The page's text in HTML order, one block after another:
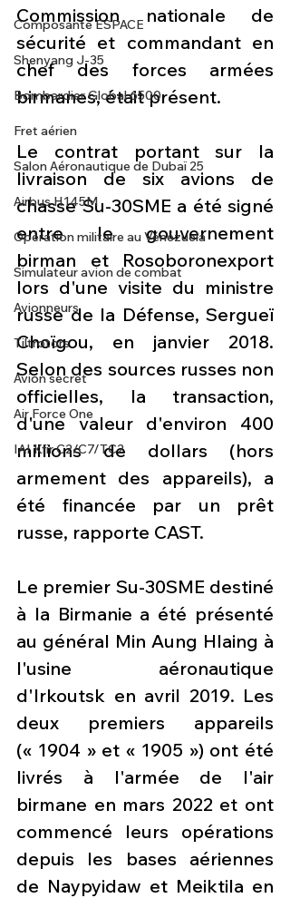
Composante ESPACE
Shenyang J-35
Bombardier Global 6500
Fret aérien
Salon Aéronautique de Dubaï 25
Airbus H145M
Opération militaire au Vénézuela
Simulateur avion de combat
Avionneurs
Tiltrotors
Avion secret
Air Force One
IAI Kfir C2/C7/TC2
Commission nationale de
sécurité et commandant en
chef des forces armées
birmanes, était présent.
Le contrat portant sur la
livraison de six avions de
chasse Su-30SME a été signé
entre le gouvernement
birman et Rosoboronexport
lors d'une visite du ministre
russe de la Défense, Sergueï
Choïgou, en janvier 2018.
Selon des sources russes non
officielles, la transaction,
d'une valeur d'environ 400
millions de dollars (hors
armement des appareils), a
été financée par un prêt
russe, rapporte CAST.
Le premier Su-30SME destiné
à la Birmanie a été présenté
au général Min Aung Hlaing à
l'usine aéronautique
d'Irkoutsk en avril 2019. Les
deux premiers appareils
(« 1904 » et « 1905 ») ont été
livrés à l'armée de l'air
birmane en mars 2022 et ont
commencé leurs opérations
depuis les bases aériennes
de Naypyidaw et Meiktila en